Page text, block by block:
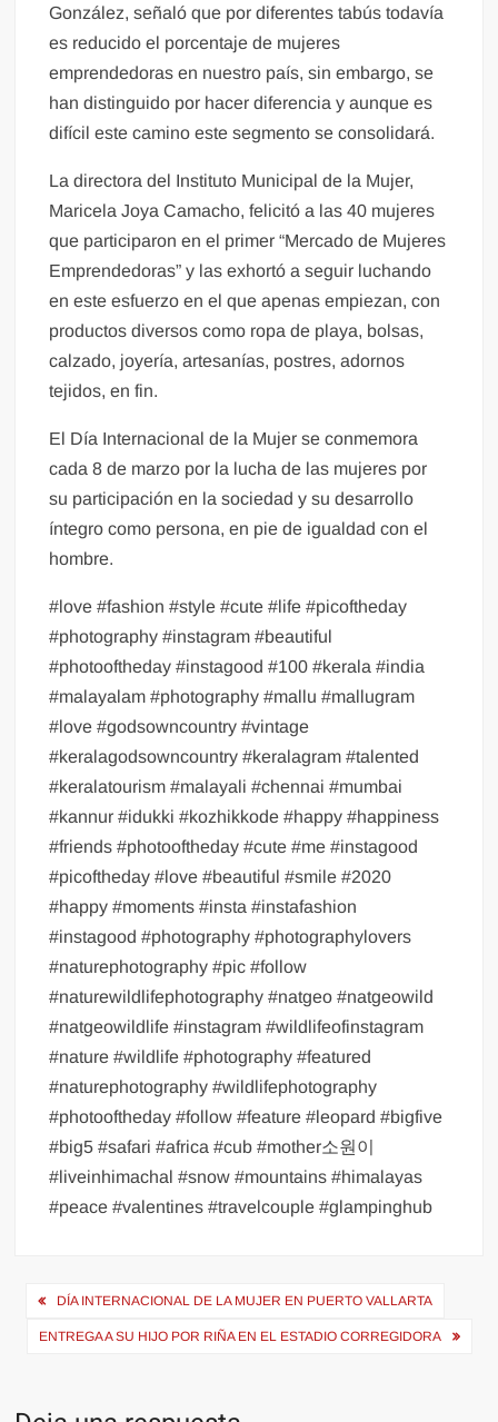
González, señaló que por diferentes tabús todavía
es reducido el porcentaje de mujeres
emprendedoras en nuestro país, sin embargo, se
han distinguido por hacer diferencia y aunque es
difícil este camino este segmento se consolidará.
La directora del Instituto Municipal de la Mujer,
Maricela Joya Camacho, felicitó a las 40 mujeres
que participaron en el primer “Mercado de Mujeres
Emprendedoras” y las exhortó a seguir luchando
en este esfuerzo en el que apenas empiezan, con
productos diversos como ropa de playa, bolsas,
calzado, joyería, artesanías, postres, adornos
tejidos, en fin.
El Día Internacional de la Mujer se conmemora
cada 8 de marzo por la lucha de las mujeres por
su participación en la sociedad y su desarrollo
íntegro como persona, en pie de igualdad con el
hombre.
#love #fashion #style #cute #life #picoftheday
#photography #instagram #beautiful
#photooftheday #instagood #100 #kerala #india
#malayalam #photography #mallu #mallugram
#love #godsowncountry #vintage
#keralagodsowncountry #keralagram #talented
#keralatourism #malayali #chennai #mumbai
#kannur #idukki #kozhikkode #happy #happiness
#friends #photooftheday #cute #me #instagood
#picoftheday #love #beautiful #smile #2020
#happy #moments #insta #instafashion
#instagood #photography #photographylovers
#naturephotography #pic #follow
#naturewildlifephotography #natgeo #natgeowild
#natgeowildlife #instagram #wildlifeofinstagram
#nature #wildlife #photography #featured
#naturephotography #wildlifephotography
#photooftheday #follow #feature #leopard #bigfive
#big5 #safari #africa #cub #mother소원이
#liveinhimachal #snow #mountains #himalayas
#peace #valentines #travelcouple #glampinghub
Navegación
de
DÍA INTERNACIONAL DE LA MUJER EN PUERTO VALLARTA
ENTREGA A SU HIJO POR RIÑA EN EL ESTADIO CORREGIDORA